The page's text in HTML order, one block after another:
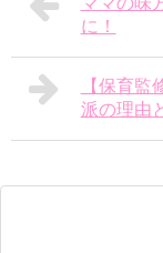
に！
【保育
派の理由